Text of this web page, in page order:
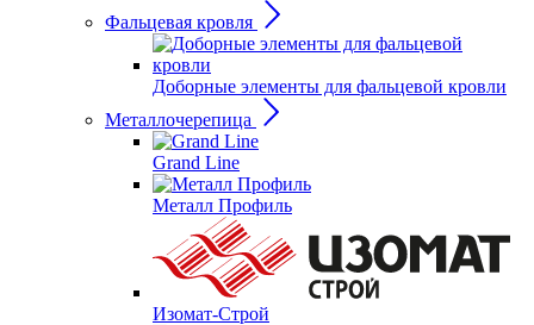
Фальцевая кровля
Доборные элементы для фальцевой кровли
Металлочерепица
Grand Line
Металл Профиль
Изомат-Строй